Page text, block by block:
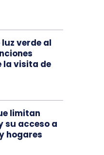
luz verde al
la visita de
limitan
su acceso a
hogares